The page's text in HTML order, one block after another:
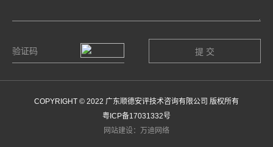
COPYRIGHT © 2022 广东顺德安评技术咨询有限公司 版权所有
粤ICP备17031332号
网站建设：万迪网络